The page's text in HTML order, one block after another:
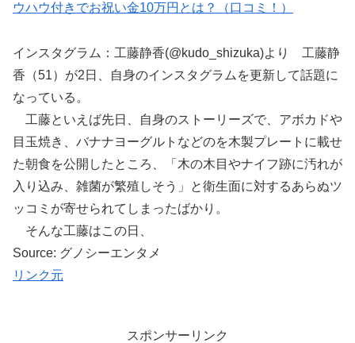
ウハウ付きでお祝い金10万円とは？（口コミ！）
インスタグラム：工藤静香(@kudo_shizuka)より 工藤静
香（51）が2日、自身のインスタグラムを更新して話題に
なっている。
工藤といえば先日、自身のストーリーズで、アボカドや
目玉焼き、バナナヨーグルトなどのを木製プレートに載せ
た朝食を公開したところ、「木の木目やナイフ跡に汚れが
入り込み、雑菌が繁殖しそう」と衛生面に対するあらぬツ
ッコミが寄せられてしまったばかり。
そんな工藤はこの日、
Source: グノシーエンタメ
リンク元
スポンサーリンク